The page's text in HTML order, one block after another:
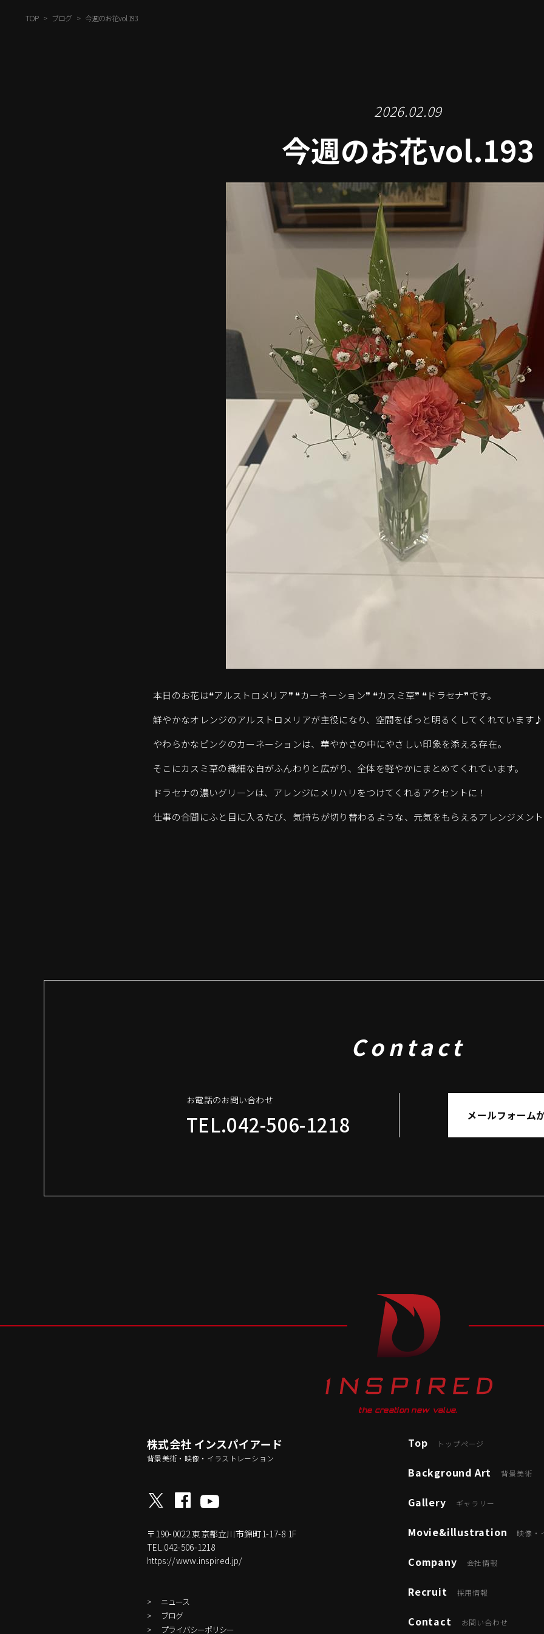
TOP ブログ 今週のお花vol.193
2026.02.09
今週のお花vol.193
本日のお花は❝アルストロメリア❞ ❝カーネーション❞ ❝カスミ草❞ ❝ドラセナ❞です。
鮮やかなオレンジのアルストロメリアが主役になり、空間をぱっと明るくしてくれています♪
やわらかなピンクのカーネーションは、華やかさの中にやさしい印象を添える存在。
そこにカスミ草の繊細な白がふんわりと広がり、全体を軽やかにまとめてくれています。
ドラセナの濃いグリーンは、アレンジにメリハリをつけてくれるアクセントに！
仕事の合間にふと目に入るたび、気持ちが切り替わるような、元気をもらえるアレンジメン
Contact
お電話のお問い合わせ
TEL.042-506-1218 メールフォーム
the creation new value.
株式会社 インスパイアード
背景美術・映像・イラストレーション
Top トップページ
Background Art 背景美術
Gallery ギャラリー
Movie&illustration 映像・
Company 会社情報
Recruit 採用情報
Contact お問い合わせ
〒190-0022東京都立川市錦町1-17-8 1F
TEL.042-506-1218
https://www.inspired.jp/
ニュース
ブログ
プライバシーポリシー